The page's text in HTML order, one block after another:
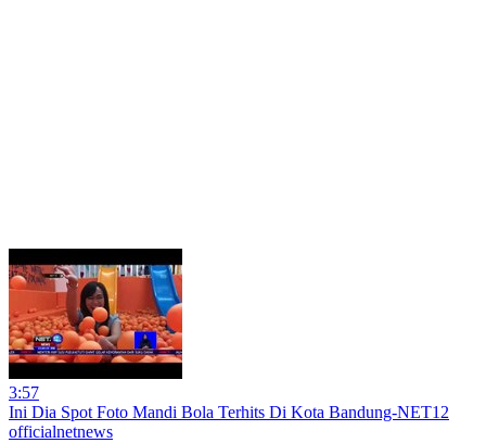
3:57
Ini Dia Spot Foto Mandi Bola Terhits Di Kota Bandung-NET12
officialnetnews